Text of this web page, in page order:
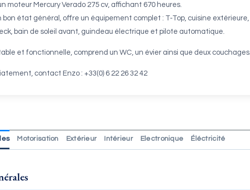
moteur Mercury Verado 275 cv, affichant 670 heures.
état général, offre un équipement complet : T-Top, cuisine extérieure,
bain de soleil avant, guindeau électrique et pilote automatique.
et fonctionnelle, comprend un WC, un évier ainsi que deux couchages.
contact Enzo : +33(0) 6 22 26 32 42
Motorisation Extérieur Intérieur Electronique Éléctricité